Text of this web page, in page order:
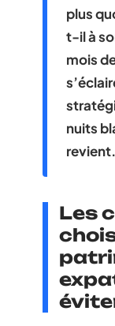
plus
t-il à
mois
nuits
revient.
Les